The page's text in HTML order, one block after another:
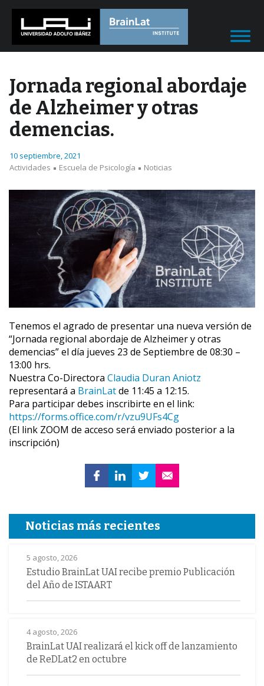
Jornada regional abordaje
de Alzheimer y otras
demencias.
10 septiembre, 2021
Actividades
Escuela de Psicología Noticias
Tenemos el agrado de presentar una nueva versión de
“Jornada regional abordaje de Alzheimer y otras
demencias” el día jueves 23 de Septiembre de 08:30 –
13:00 hrs.
Nuestra Co-Directora Claudia Duran Aniotz
representará a BrainLatde 11:45 a 12:15.
Para participar debes inscribirte en el link:
https://forms.office.com/r/vzu9UFs4Cg
(El link ZOOM de acceso será enviado posterior a la
inscripción)
Noticias más recientes
5 agosto, 2026
Estudio BrainLat UAI recibe premio Publicación
del Año de ISTAART
4 agosto, 2026
BrainLat UAI realizará el kick off de lanzamiento
de ReDLat2 en octubre